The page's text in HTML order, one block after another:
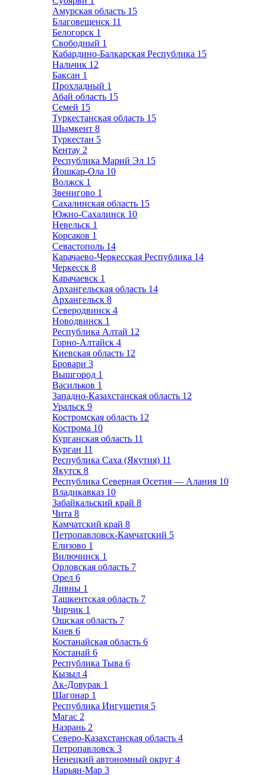
Амурская область 15
Благовещенск 11
Белогорск 1
Свободный 1
Кабардино-Балкарская Республика 15
Нальчик 12
Баксан 1
Прохладный 1
Абай область 15
Семей 15
Туркестанская область 15
Шымкент 8
Туркестан 5
Кентау 2
Республика Марий Эл 15
Йошкар-Ола 10
Волжск 1
Звенигово 1
Сахалинская область 15
Южно-Сахалинск 10
Невельск 1
Корсаков 1
Севастополь 14
Карачаево-Черкесская Республика 14
Черкесск 8
Карачаевск 1
Архангельская область 14
Архангельск 8
Северодвинск 4
Новодвинск 1
Республика Алтай 12
Горно-Алтайск 4
Киевская область 12
Бровари 3
Вышгород 1
Васильков 1
Западно-Казахстанская область 12
Уральск 9
Костромская область 12
Кострома 10
Курганская область 11
Курган 11
Республика Саха (Якутия) 11
Якутск 8
Республика Северная Осетия — Алания 10
Владикавказ 10
Забайкальский край 8
Чита 8
Камчатский край 8
Петропавловск-Камчатский 5
Елизово 1
Вилючинск 1
Орловская область 7
Орел 6
Ливны 1
Ташкентская область 7
Чирчик 1
Ошская область 7
Киев 6
Костанайская область 6
Костанай 6
Республика Тыва 6
Кызыл 4
Ак-Довурак 1
Шагонар 1
Республика Ингушетия 5
Магас 2
Назрань 2
Северо-Казахстанская область 4
Петропавловск 3
Ненецкий автономный округ 4
Нарьян-Мар 3